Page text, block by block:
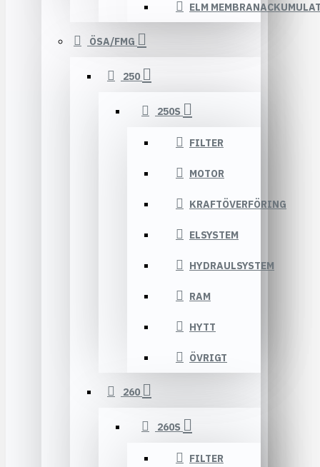
ELM
ÖSA/FMG
250
250S
FILTER
MOTOR
KRAFTÖVERFÖRING
ELSYSTEM
HYDRAULSYSTEM
RAM
HYTT
ÖVRIGT
260
260S
FILTER